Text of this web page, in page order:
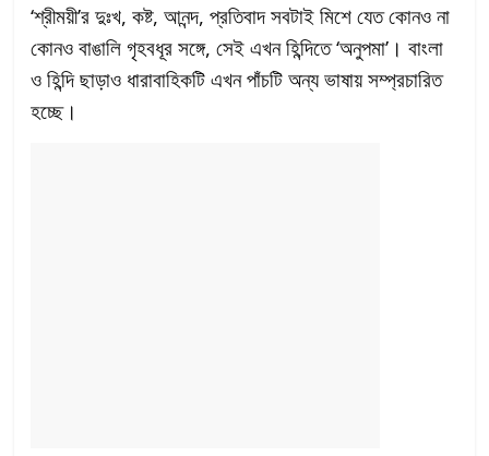
‘শ্রীময়ী’র দুঃখ, কষ্ট, আনন্দ, প্রতিবাদ সবটাই মিশে যেত কোনও না
কোনও বাঙালি গৃহবধূর সঙ্গে, সেই এখন হিন্দিতে ‘অনুপমা’। বাংলা
ও হিন্দি ছাড়াও ধারাবাহিকটি এখন পাঁচটি অন্য ভাষায় সম্প্রচারিত
হচ্ছে।